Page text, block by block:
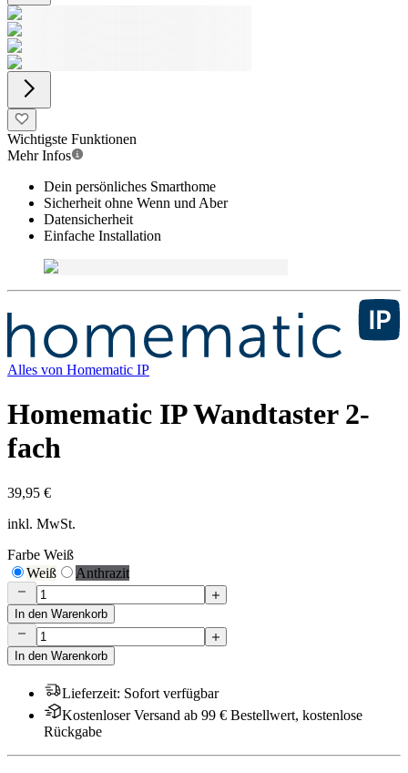
Wichtigste Funktionen
Mehr Infos
Dein persönliches Smarthome
Sicherheit ohne Wenn und Aber
Datensicherheit
Einfache Installation
Alles von Homematic IP
Homematic IP Wandtaster 2-
fach
39,95 €
inkl. MwSt.
Farbe Weiß
Weiß
Anthrazit
In den Warenkorb
In den Warenkorb
Lieferzeit: Sofort verfügbar
Kostenloser Versand ab 99 € Bestellwert, kostenlose
Rückgabe